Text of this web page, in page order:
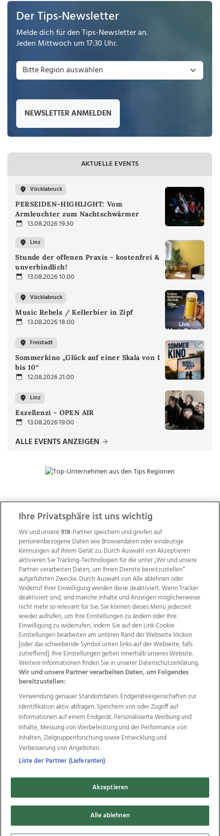
Der Tips-Newsletter
Melde dich für den Tips-Newsletter an.
Jeden Mittwoch um 17:30 Uhr.
NEWSLETTER ANMELDEN
AKTUELLE EVENTS
Vöcklabruck
PERSEIDEN-HIGHLIGHT: Vom
Armleuchter zum Nachtschwärmer
13.08.2026 19:30
Linz
Stunde der offenen Praxis - kostenfrei &
unverbindlich!
13.08.2026 10:00
Vöcklabruck
Music Rebels / Kellerbier in Zipf
13.08.2026 18:00
Freistadt
Sommerkino „Glück auf einer Skala von 1
bis 10“
12.08.2026 21:00
Linz
Exzellenzi - OPEN AIR
13.08.2026 19:00
ALLE EVENTS ANZEIGEN
ZUR NACHRICHTENÜBERSICHT
Wir über uns Mediadaten Kontakt
Jobs
Datenschutz
Impressum
AGB Anzeigekunden
AGB Website
Ehrenkodex Politische Werbung
Weitere Angebote des Medienhauses Wimmer
TV1 di-mog-i.at OÖNow
Ischler Woche
Life Radio
OÖNachrichten
OÖN Immobilien
OÖN Karriere
OÖN Reise
Promenaden Galerien
Regionaljobs
wasistlos.at
Copyrights © 2026 Tips Zeitungs GmbH & Co KG
developed by11x11.net
Ihre Privatsphäre ist uns wichtig
Wir und unsere918-Partner speichern und greifen auf
personenbezogene Daten wie Browserdaten oder eindeutige
Kennungen auf Ihrem Gerät zu. Durch Auswahl von Akzeptieren
aktivieren Sie Tracking-Technologien für die unter „Wir und unsere
Partner verarbeiten Daten, um Ihnen Dienste bereitzustellen“
aufgeführten Zwecke. Durch Auswahl von Alle ablehnen oder
Widerruf Ihrer Einwilligung werden diese deaktiviert. Wenn Tracker
deaktiviert sind, sind manche Inhalte und Anzeigen möglicherweise
nicht mehr so relevant für Sie. Sie können dieses Menü jederzeit
wieder aufrufen, um Ihre Einstellungen zu ändern oder Ihre
Einwilligung zu widerrufen, indem Sie auf den Link Cookie
Einstellungen bearbeiten am unteren Rand der Webseite klicken
[oder das schwebende Symbol unten links auf der Webseite, falls
zutreffend]. Ihre Einstellungen gelten innerhalb unseres Website.
Weitere Informationen finden Sie in unserer Datenschutzerklärung.
Wir und unsere Partner verarbeiten Daten, um Folgendes
bereitzustellen:
Verwendung genauer Standortdaten. Endgeräteeigenschaften zur
Identifikation aktiv abfragen. Speichern von oder Zugriff auf
Informationen auf einem Endgerät. Personalisierte Werbung und
Inhalte, Messung von Werbeleistung und der Performance von
Inhalten, Zielgruppenforschung sowie Entwicklung und
Verbesserung von Angeboten.
Liste der Partner (Lieferanten)
Akzeptieren
Alle ablehnen